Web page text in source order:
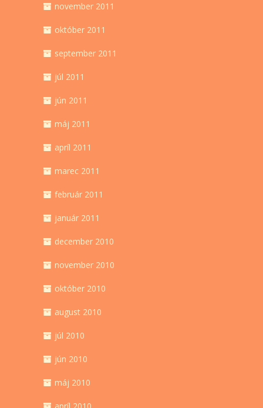
november 2011
október 2011
september 2011
júl 2011
jún 2011
máj 2011
apríl 2011
marec 2011
február 2011
január 2011
december 2010
november 2010
október 2010
august 2010
júl 2010
jún 2010
máj 2010